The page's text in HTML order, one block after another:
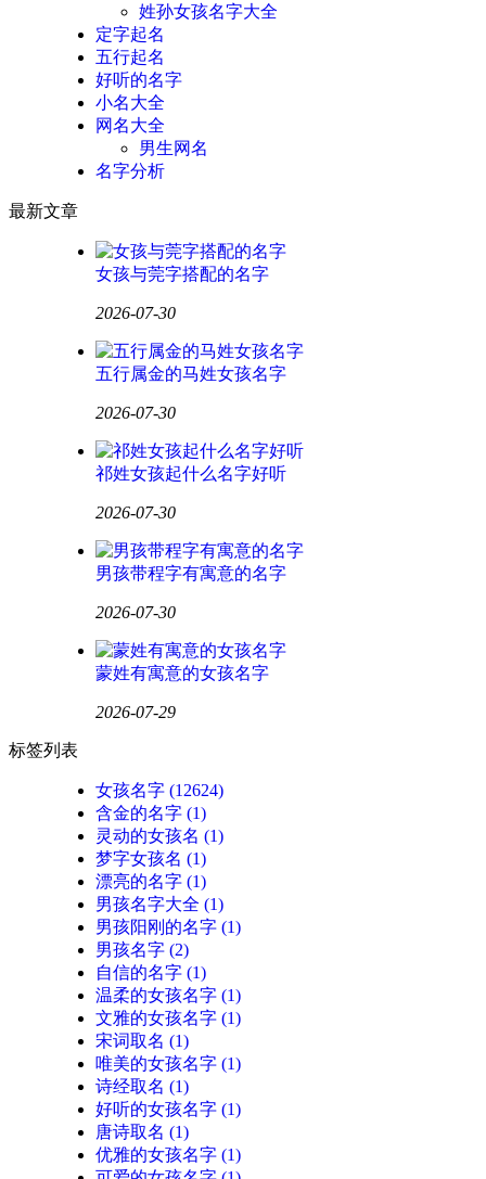
姓孙女孩名字大全
定字起名
五行起名
好听的名字
小名大全
网名大全
男生网名
名字分析
最新文章
女孩与莞字搭配的名字
2026-07-30
五行属金的马姓女孩名字
2026-07-30
祁姓女孩起什么名字好听
2026-07-30
男孩带程字有寓意的名字
2026-07-30
蒙姓有寓意的女孩名字
2026-07-29
标签列表
女孩名字 (12624)
含金的名字 (1)
灵动的女孩名 (1)
梦字女孩名 (1)
漂亮的名字 (1)
男孩名字大全 (1)
男孩阳刚的名字 (1)
男孩名字 (2)
自信的名字 (1)
温柔的女孩名字 (1)
文雅的女孩名字 (1)
宋词取名 (1)
唯美的女孩名字 (1)
诗经取名 (1)
好听的女孩名字 (1)
唐诗取名 (1)
优雅的女孩名字 (1)